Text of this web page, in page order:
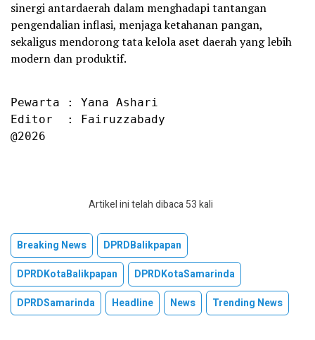
sinergi antardaerah dalam menghadapi tantangan
pengendalian inflasi, menjaga ketahanan pangan,
sekaligus mendorong tata kelola aset daerah yang lebih
modern dan produktif.
Pewarta : Yana Ashari
Editor  : Fairuzzabady
@2026
Artikel ini telah dibaca 53 kali
Breaking News
DPRDBalikpapan
DPRDKotaBalikpapan
DPRDKotaSamarinda
DPRDSamarinda
Headline News Trending News